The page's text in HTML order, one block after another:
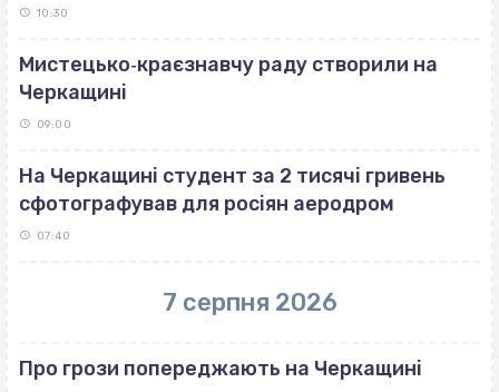
10:30
Мистецько‐краєзнавчу раду створили на
Черкащині
09:00
На Черкащині студент за 2 тисячі гривень
сфотографував для росіян аеродром
07:40
7 серпня 2026
Про грози попереджають на Черкащині